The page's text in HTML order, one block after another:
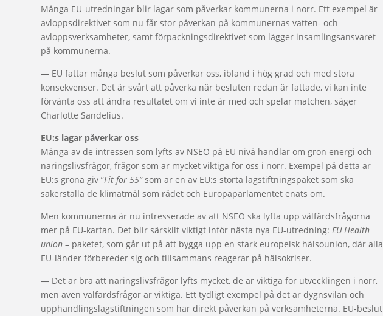
Många EU-utredningar blir lagar som påverkar kommunerna i norr. Ett exempel är
avloppsdirektivet som nu får stor påverkan på kommunernas vatten- och
avloppsverksamheter, samt förpackningsdirektivet som lägger insamlingsansvaret
på kommunerna.
— EU fattar många beslut som påverkar oss, ibland i hög grad och med stora
konsekvenser. Det är svårt att påverka när besluten redan är fattade, vi kan inte
förvänta oss att ändra resultatet om vi inte är med och spelar matchen, säger
Charlotte Sandelius.
EU:s lagar påverkar oss
Många av de intressen som lyfts av NSEO på EU nivå handlar om grön energi och
näringslivsfrågor, frågor som är mycket viktiga för oss i norr. Exempel på detta är
EU:s gröna giv ”Fit for 55”som är en av EU:s störta lagstiftningspaket som ska
säkerställa de klimatmål som rådet och Europaparlamentet enats om.
Men kommunerna är nu intresserade av att NSEO ska lyfta upp välfärdsfrågorna
mer på EU-kartan. Det blir särskilt viktigt inför nästa nya EU-utredning:EU Health
union– paketet, som går ut på att bygga upp en stark europeisk hälsounion, där alla
EU-länder förbereder sig och tillsammans reagerar på hälsokriser.
— Det är bra att näringslivsfrågor lyfts mycket, de är viktiga för utvecklingen i norr,
men även välfärdsfrågor är viktiga. Ett tydligt exempel på det är dygnsvilan och
upphandlingslagstiftningen som har direkt påverkan på verksamheterna. EU-beslut